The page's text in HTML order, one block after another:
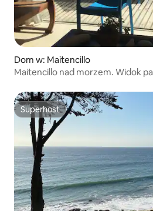
Dom w: Maitencillo
Maitencillo nad morzem. Widok
Superhost
Superhost